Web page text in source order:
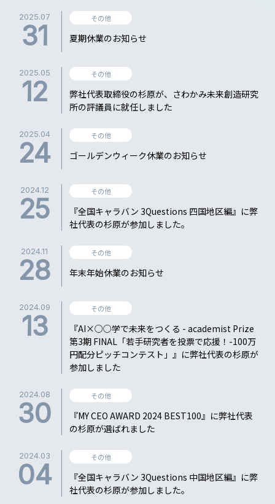
2025.07
31
その他
夏期休業のお知らせ
2025.05
12
その他
弊社代表取締役の杉原が、さわかみ未来創造研究
所の評議員に就任しました
2025.04
24
その他
ゴールデンウィーク休業のお知らせ
2024.12
25
その他
『全国キャラバン 3Questions 四国地区編』に弊
社代表の杉原が参加しました。
2024.11
28
その他
年末年始休業のお知らせ
2024.09
13
その他
『AI×○○学で未来をつくる - academist Prize
第3期 FINAL「若手研究者を投票で応援！-100万
円配分ピッチコンテスト」』に弊社代表の杉原が
参加しました
2024.08
30
その他
『MY CEO AWARD 2024 BEST100』に弊社代表
の杉原が選ばれました
2024.03
04
その他
『全国キャラバン 3Questions 中国地区編』に弊
社代表の杉原が参加しました。